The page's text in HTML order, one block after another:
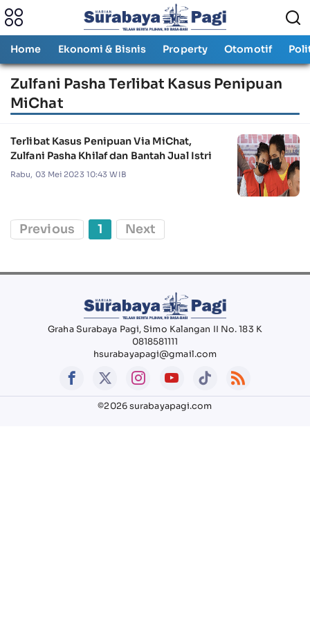
Home Ekonomi & Bisnis Property Otomotif
Zulfani Pasha Terlibat Kasus Penipuan
MiChat
Terlibat Kasus Penipuan Via MiChat,
Zulfani Pasha Khilaf dan Bantah Jual Istri
Rabu, 03 Mei 2023 10:43 WIB
Previous 1 Next
Graha Surabaya Pagi, Simo Kalangan II No. 183 K
0818581111
hsurabayapagi@gmail.com
©2026 surabayapagi.com